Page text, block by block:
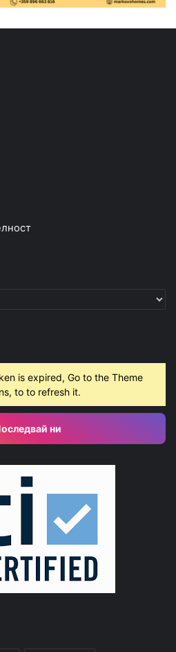
is expired, Go to the Theme
to to refresh it.
ни